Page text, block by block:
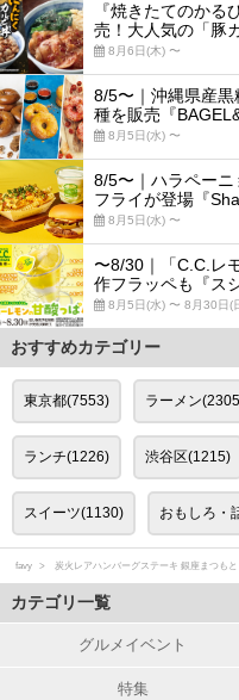
『焼きたてのかる
売！大人気の「豚
8月6日(木) 〜
8/5〜｜沖縄県産
種を販売『
8月5日(水) 〜
8/5〜｜ハラペー
フライが登場『
8月5日(水) 〜
〜8/30｜「C.C.レ
作フラッペも『ス
8月5日(水) 〜 8月30日(
おすすめカテゴリー
東京都(7553) ラーメン
ランチ(1226) 渋谷区(1215)
スイーツ(1130) おもしろ・
favy 炭火レアハンバーグステーキ 銀座まつもと
カテゴリ一覧
グルメイベント
特集